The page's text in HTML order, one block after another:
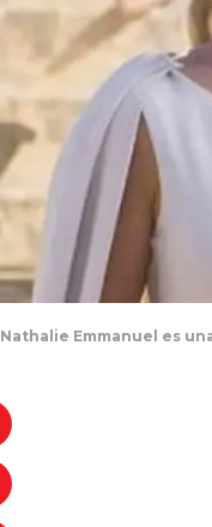
Nathalie Emmanuel es